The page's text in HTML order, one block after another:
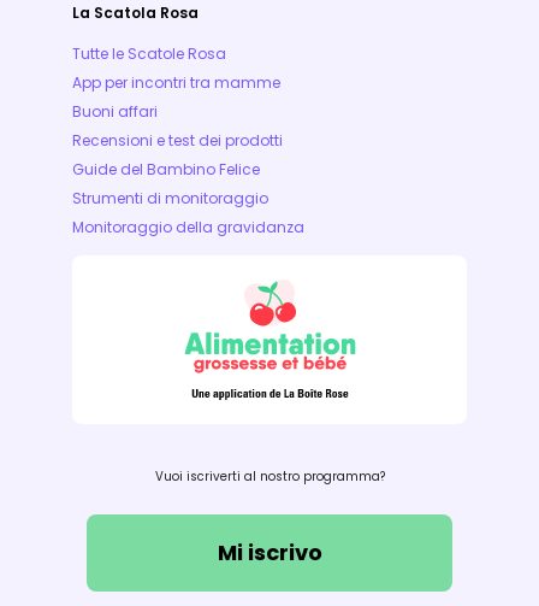
La Scatola Rosa
Tutte le Scatole Rosa
App per incontri tra mamme
Buoni affari
Recensioni e test dei prodotti
Guide del Bambino Felice
Strumenti di monitoraggio
Monitoraggio della gravidanza
Vuoi iscriverti al nostro programma?
Mi iscrivo